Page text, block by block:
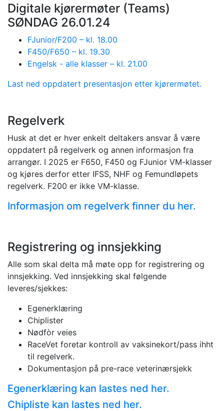
Digitale kjørermøter (Teams)
SØNDAG 26.01.24
FJunior/F200 – kl. 18.00
F450/F650 – kl. 19.30
Engelsk - alle klasser – kl. 21.00
Last ned oppdatert presentasjon etter kjørermøtet.
Regelverk
Husk at det er hver enkelt deltakers ansvar å være
oppdatert på regelverk og annen informasjon fra
arrangør. I 2025 er F650, F450 og FJunior VM-klasser
og kjøres derfor etter IFSS, NHF og Femundløpets
regelverk. F200 er ikke VM-klasse.
Informasjon om regelverk finner du her.
Registrering og innsjekking
Alle som skal delta må møte opp for registrering og
innsjekking. Ved innsjekking skal følgende
leveres/sjekkes:
Egenerklæring
Chiplister
Nødfòr veies
RaceVet foretar kontroll av vaksinekort/pass ihht
til regelverk.
Dokumentasjon på pre-race veterinærsjekk
Egenerklæring kan lastes ned her.
Chipliste kan lastes ned her.